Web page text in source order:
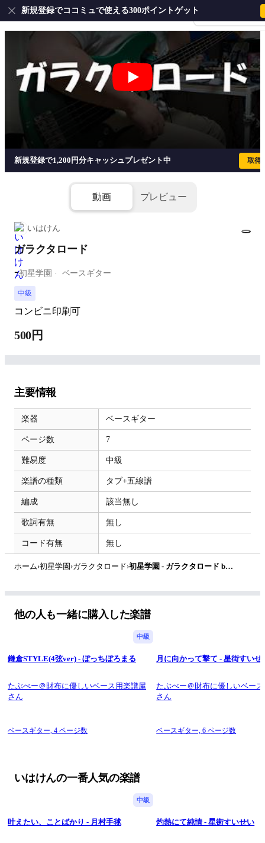
会員登録・ログイ
新規登録でココミュで使える300ポイントゲット
ガラクタロード - 初星学園
添付ファイル(2個)
新規登録で1,200円分キャッシュプレゼント中 取得
動画 プレビュー
いはけん
ガラクタロード
-初星学園 ベースギター
中級
コンビニ印刷可
500円
主要情報
楽器 ベースギター
ページ数 7
難易度 中級
楽譜の種類 タブ+五線譜
編成 該当無し
歌詞有無 無し
コード有無 無し
ホーム›初星学園 ›ガラクタロード› 初星学園 - ガラクタロード by いはけん
他の人も一緒に購入した楽譜
中級
鎌倉STYLE(4弦ver) - ぼっちぼろまる
たぶべー＠財布に優しいベース用楽譜屋
さん
ベースギター, 4 ページ数
月に向かって撃て - 星街すいせ
たぶべー＠財布に優しいベー
さん
ベースギター,6 ページ数
いはけんの一番人気の楽譜
中級
叶えたい、ことばかり - 月村手毬 灼熱にて純情 - 星街すいせい